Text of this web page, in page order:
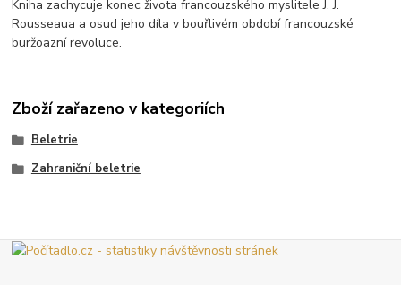
Kniha zachycuje konec života francouzského myslitele J. J.
Rousseaua a osud jeho díla v bouřlivém období francouzské
buržoazní revoluce.
Zboží zařazeno v kategoriích
Beletrie
Zahraniční beletrie